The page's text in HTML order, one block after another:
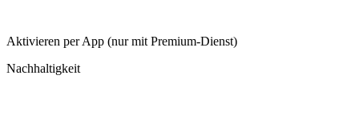
Aktivieren per App (nur mit Premium-Dienst)
Nachhaltigkeit